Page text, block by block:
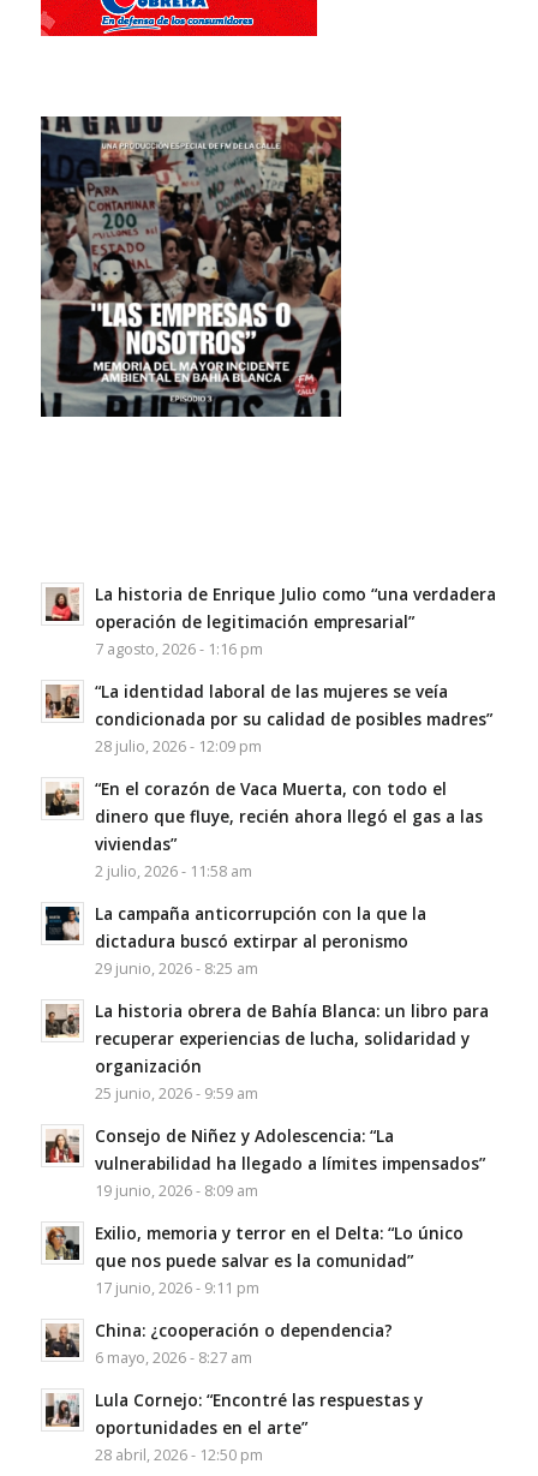
La historia de Enrique Julio como “una verdadera
operación de legitimación empresarial”
7 agosto, 2026 - 1:16 pm
“La identidad laboral de las mujeres se veía
condicionada por su calidad de posibles madres”
28 julio, 2026 - 12:09 pm
“En el corazón de Vaca Muerta, con todo el
dinero que fluye, recién ahora llegó el gas a las
viviendas”
2 julio, 2026 - 11:58 am
La campaña anticorrupción con la que la
dictadura buscó extirpar al peronismo
29 junio, 2026 - 8:25 am
La historia obrera de Bahía Blanca: un libro para
recuperar experiencias de lucha, solidaridad y
organización
25 junio, 2026 - 9:59 am
Consejo de Niñez y Adolescencia: “La
vulnerabilidad ha llegado a límites impensados”
19 junio, 2026 - 8:09 am
Exilio, memoria y terror en el Delta: “Lo único
que nos puede salvar es la comunidad”
17 junio, 2026 - 9:11 pm
China: ¿cooperación o dependencia?
6 mayo, 2026 - 8:27 am
Lula Cornejo: “Encontré las respuestas y
oportunidades en el arte”
28 abril, 2026 - 12:50 pm